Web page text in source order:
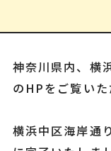
神奈川県内、横
のHPをご覧い
横浜中区海岸通